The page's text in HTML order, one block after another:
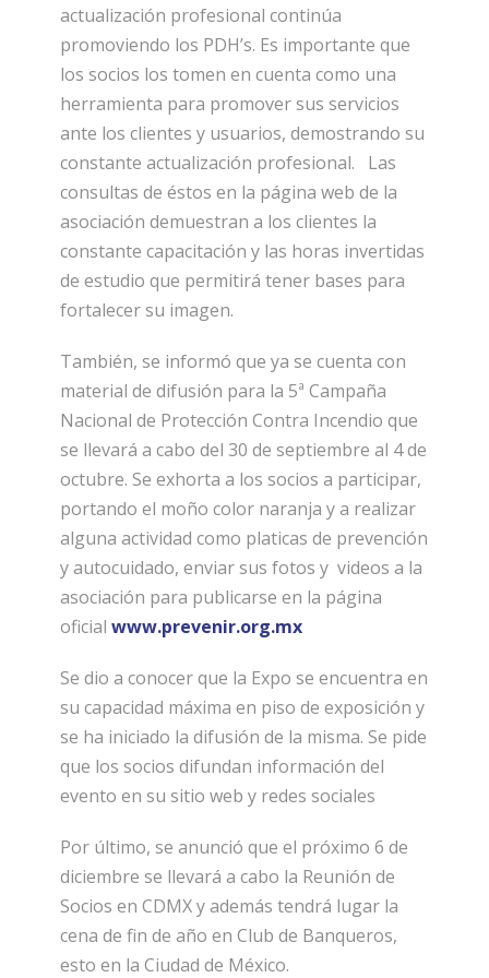
actualización profesional continúa
promoviendo los PDH’s. Es importante que
los socios los tomen en cuenta como una
herramienta para promover sus servicios
ante los clientes y usuarios, demostrando su
constante actualización profesional. Las
consultas de éstos en la página web de la
asociación demuestran a los clientes la
constante capacitación y las horas invertidas
de estudio que permitirá tener bases para
fortalecer su imagen.
También, se informó que ya se cuenta con
material de difusión para la 5ª Campaña
Nacional de Protección Contra Incendio que
se llevará a cabo del 30 de septiembre al 4 de
octubre. Se exhorta a los socios a participar,
portando el moño color naranja y a realizar
alguna actividad como platicas de prevención
y autocuidado, enviar sus fotos y videos a la
asociación para publicarse en la página
oficial www.prevenir.org.mx
Se dio a conocer que la Expo se encuentra en
su capacidad máxima en piso de exposición y
se ha iniciado la difusión de la misma. Se pide
que los socios difundan información del
evento en su sitio web y redes sociales
Por último, se anunció que el próximo 6 de
diciembre se llevará a cabo la Reunión de
Socios en CDMX y además tendrá lugar la
cena de fin de año en Club de Banqueros,
esto en la Ciudad de México.